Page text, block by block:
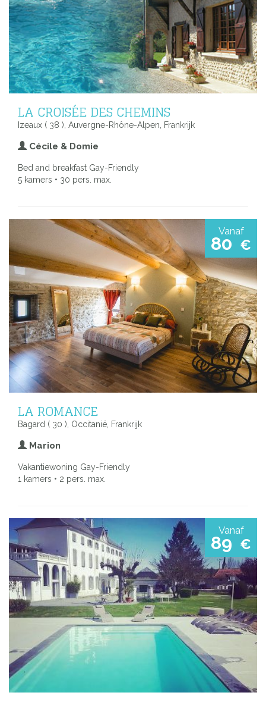
LA CROISÉE DES CHEMINS
Izeaux ( 38 ), Auvergne-Rhône-Alpen, Frankrijk
Cécile & Domie
Bed and breakfast Gay-Friendly
5 kamers • 30 pers. max.
Vanaf
80 €
LA ROMANCE
Bagard ( 30 ), Occitanië, Frankrijk
Marion
Vakantiewoning Gay-Friendly
1 kamers • 2 pers. max.
Vanaf
89 €